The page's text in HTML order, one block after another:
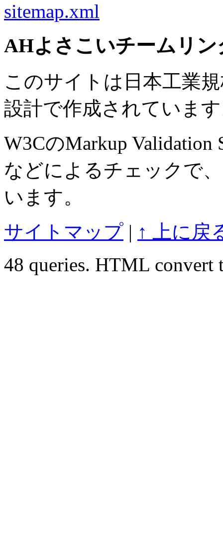
sitemap.xml
AHよさこいチームリ
このサイトは日本工業
設計で作成されていま
W3CのMarkup Validation
などによるチェックで
います。
サイトマップ | ↑ 上に戻
48 queries. HTML convert